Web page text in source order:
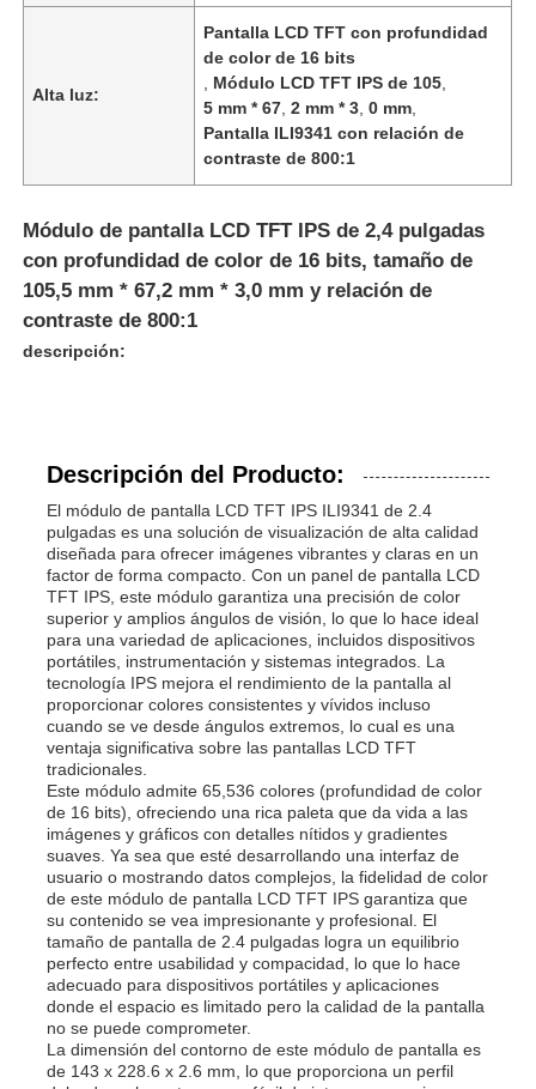
Alta luz:
Pantalla LCD TFT con profundidad
de color de 16 bits
Módulo LCD TFT IPS de 105
5 mm * 67 ,2 mm * 3 ,0 mm
Pantalla ILI9341 con relación de
contraste de 800:1
Módulo de pantalla LCD TFT IPS de 2,4 pulgadas
con profundidad de color de 16 bits, tamaño de
105,5 mm * 67,2 mm * 3,0 mm y relación de
contraste de 800:1
descripción:
Descripción del Producto:
El módulo de pantalla LCD TFT IPS ILI9341 de 2.4
pulgadas es una solución de visualización de alta calidad
diseñada para ofrecer imágenes vibrantes y claras en un
factor de forma compacto. Con un panel de pantalla LCD
TFT IPS, este módulo garantiza una precisión de color
superior y amplios ángulos de visión, lo que lo hace ideal
para una variedad de aplicaciones, incluidos dispositivos
portátiles, instrumentación y sistemas integrados. La
tecnología IPS mejora el rendimiento de la pantalla al
proporcionar colores consistentes y vívidos incluso
cuando se ve desde ángulos extremos, lo cual es una
ventaja significativa sobre las pantallas LCD TFT
tradicionales.
Este módulo admite 65,536 colores (profundidad de color
de 16 bits), ofreciendo una rica paleta que da vida a las
imágenes y gráficos con detalles nítidos y gradientes
suaves. Ya sea que esté desarrollando una interfaz de
usuario o mostrando datos complejos, la fidelidad de color
de este módulo de pantalla LCD TFT IPS garantiza que
su contenido se vea impresionante y profesional. El
tamaño de pantalla de 2.4 pulgadas logra un equilibrio
perfecto entre usabilidad y compacidad, lo que lo hace
adecuado para dispositivos portátiles y aplicaciones
donde el espacio es limitado pero la calidad de la pantalla
no se puede comprometer.
La dimensión del contorno de este módulo de pantalla es
de 143 x 228.6 x 2.6 mm, lo que proporciona un perfil